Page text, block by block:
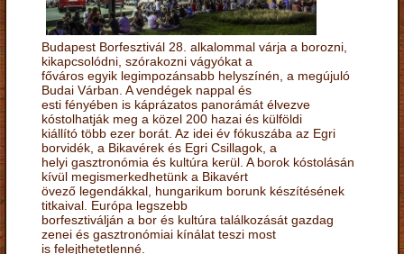
Budapest Borfesztivál 28. alkalommal várja a borozni,
kikapcsolódni, szórakozni vágyókat a
főváros egyik legimpozánsabb helyszínén, a megújuló
Budai Várban. A vendégek nappal és
esti fényében is káprázatos panorámát élvezve
kóstolhatják meg a közel 200 hazai és külföldi
kiállító több ezer borát. Az idei év fókuszába az Egri
borvidék, a Bikavérek és Egri Csillagok, a
helyi gasztronómia és kultúra kerül. A borok kóstolásán
kívül megismerkedhetünk a Bikavért
övező legendákkal, hungarikum borunk készítésének
titkaival. Európa legszebb
borfesztiválján a bor és kultúra találkozását gazdag
zenei és gasztronómiai kínálat teszi most
is felejthetetlenné.